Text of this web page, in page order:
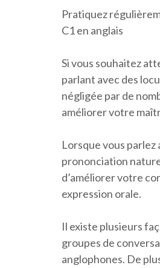
Pratiquez
C1 en anglais
Si vous souhaitez
parlant avec des
négligée par de
améliorer votre
Lorsque vous parlez
prononciation
d’améliorer votre
expression orale.
Il existe plusieurs
groupes de
anglophones. De